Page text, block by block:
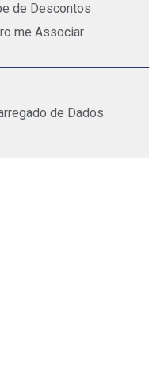
de Descontos
me Associar
de Dados